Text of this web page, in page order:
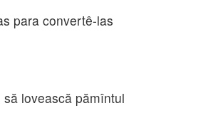
para convertê-las
lovească pămîntul